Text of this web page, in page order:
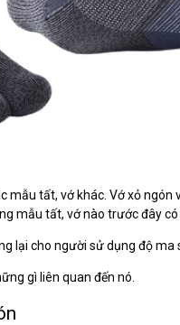
tất, vớ khác. Vớ xỏ ngón
mẫu tất, vớ nào trước đây có
lại cho người sử dụng độ ma
gì liên quan đến nó.